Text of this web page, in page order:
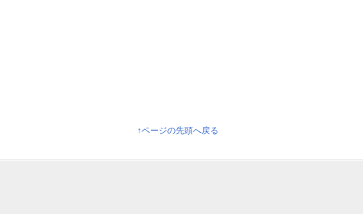
↑ページの先頭へ戻る